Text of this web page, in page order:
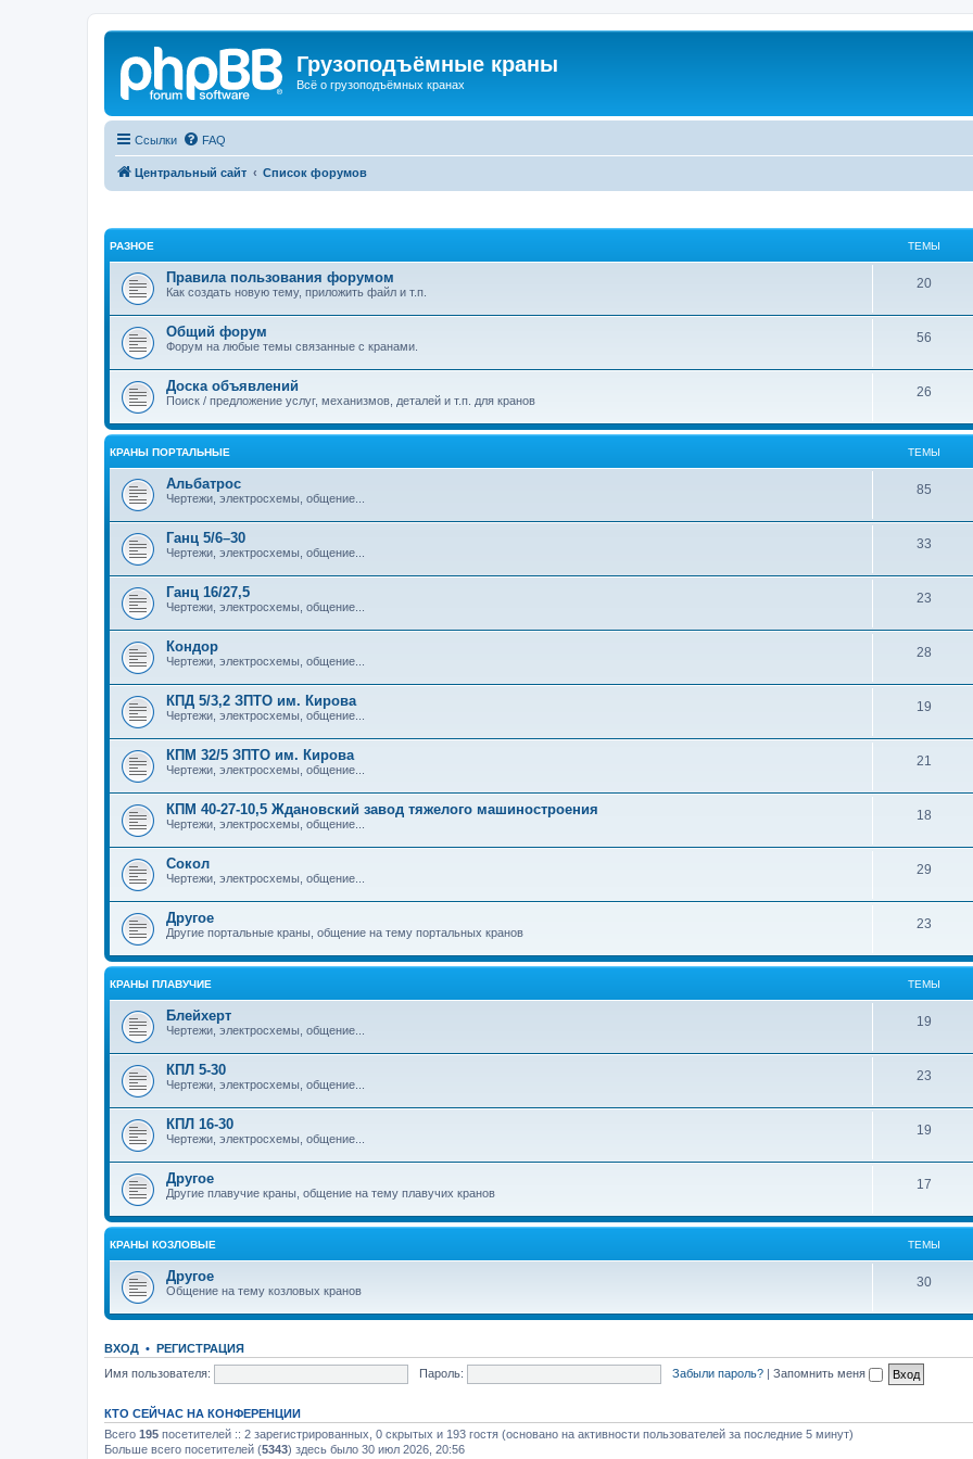
Грузоподъёмные краны
Всё о грузоподъёмных кранах
Ссылки FAQ
Центральный сайт Список форумов
РАЗНОЕ ТЕМЫ
Правила пользования форумом
Как создать новую тему, приложить файл и т.п.
20
Общий форум
Форум на любые темы связанные с кранами.
56
Доска объявлений
Поиск / предложение услуг, механизмов, деталей и т.п. для кранов
26
КРАНЫ ПОРТАЛЬНЫЕ ТЕМЫ
Альбатрос
Чертежи, электросхемы, общение...
85
Ганц 5/6–30
Чертежи, электросхемы, общение...
33
Ганц 16/27,5
Чертежи, электросхемы, общение...
23
Кондор
Чертежи, электросхемы, общение...
28
КПД 5/3,2 ЗПТО им. Кирова
Чертежи, электросхемы, общение...
19
КПМ 32/5 ЗПТО им. Кирова
Чертежи, электросхемы, общение...
21
КПМ 40-27-10,5 Ждановский завод тяжелого машиностроения
Чертежи, электросхемы, общение...
18
Сокол
Чертежи, электросхемы, общение...
29
Другое
Другие портальные краны, общение на тему портальных кранов
23
КРАНЫ ПЛАВУЧИЕ ТЕМЫ
Блейхерт
Чертежи, электросхемы, общение...
19
КПЛ 5-30
Чертежи, электросхемы, общение...
23
КПЛ 16-30
Чертежи, электросхемы, общение...
19
Другое
Другие плавучие краны, общение на тему плавучих кранов
17
КРАНЫ КОЗЛОВЫЕ ТЕМЫ
Другое
Общение на тему козловых кранов
30
ВХОД • РЕГИСТРАЦИЯ
Имя пользователя:
Пароль: Забыли пароль? | Запомнить меня
КТО СЕЙЧАС НА КОНФЕРЕНЦИИ
Всего 195 посетителей :: 2 зарегистрированных, 0 скрытых и 193 гостя (основано на активности пользователей за последние 5 минут)
Больше всего посетителей (5343) здесь было 30 июл 2026, 20:56